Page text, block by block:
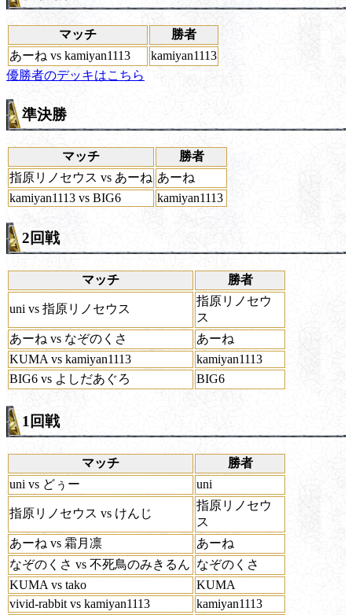
マッチ
勝者
あーね vs kamiyan1113
kamiyan1113
優勝者のデッキはこちら
準決勝
マッチ
勝者
指原リノセウス vs あーね あーね
kamiyan1113 vs BIG6
kamiyan1113
2回戦
マッチ 勝者
uni vs 指原リノセウス
指原リノセウ
ス
あーね vs なぞのくさ
あーね
KUMA vs kamiyan1113
kamiyan1113
BIG6 vs よしだあぐろ
BIG6
1回戦
マッチ
勝者
uni vs どぅー
uni
指原リノセウス vs けんじ
指原リノセウ
ス
あーね vs 霜月凛
あーね
なぞのくさ vs 不死鳥のみきるん なぞのくさ
KUMA vs tako
KUMA
vivid-rabbit vs kamiyan1113
kamiyan1113